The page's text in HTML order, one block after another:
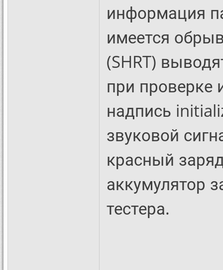
информация
имеется
(SHRT)
при проверке
надпись
звуковой
красный
аккумулятор
тестера.